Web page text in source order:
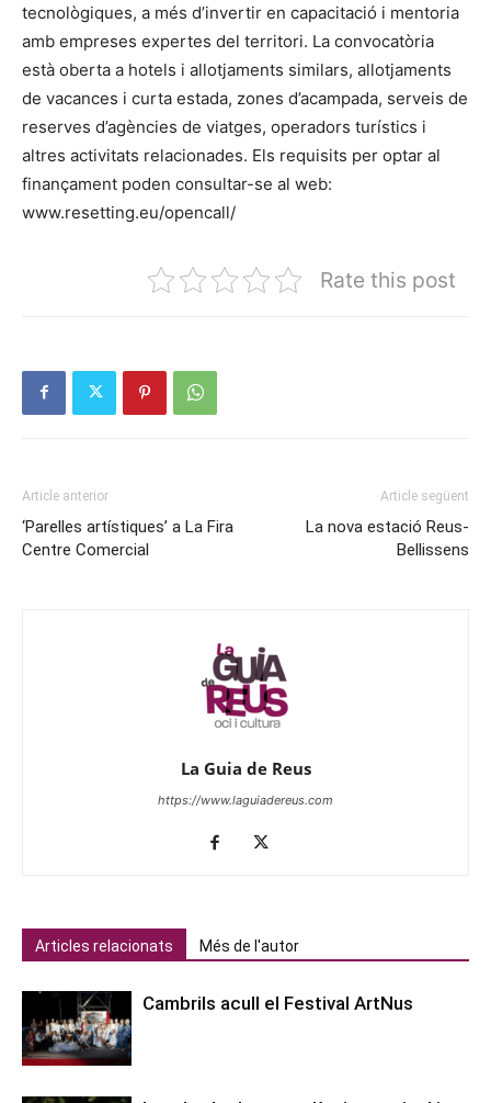
tecnològiques, a més d’invertir en capacitació i mentoria
amb empreses expertes del territori. La convocatòria
està oberta a hotels i allotjaments similars, allotjaments
de vacances i curta estada, zones d’acampada, serveis de
reserves d’agències de viatges, operadors turístics i
altres activitats relacionades. Els requisits per optar al
finançament poden consultar-se al web:
www.resetting.eu/opencall/
Rate this post
Article anterior
‘Parelles artístiques’ a La Fira
Centre Comercial
Article següent
La nova estació Reus-
Bellissens
La Guia de Reus
https://www.laguiadereus.com
Articles relacionats Més de l'autor
Cambrils acull el Festival ArtNus